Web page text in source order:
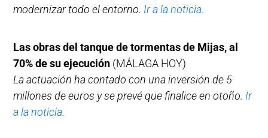
modernizar todo el entorno. Ir a la noticia.
Las obras del tanque de tormentas de Mijas, al
70% de su ejecución (MÁLAGA HOY)
La actuación ha contado con una inversión de 5
millones de euros y se prevé que finalice en otoño. Ir
a la noticia.